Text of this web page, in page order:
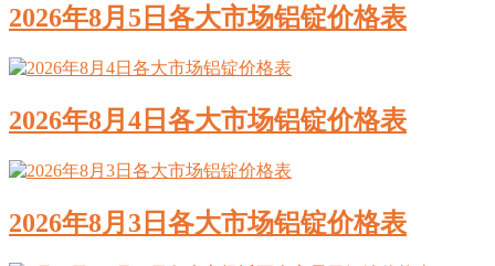
2026年8月5日各大市场铝锭价格表
2026年8月4日各大市场铝锭价格表
2026年8月3日各大市场铝锭价格表